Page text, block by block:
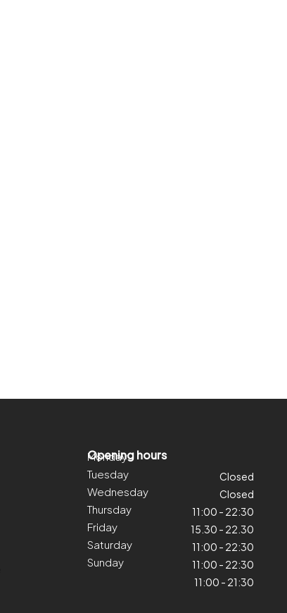
Closed
Closed
11:00 - 22:30
15.30 - 22.30
11:00 - 22:30
11:00 - 22:30
11:00 - 21:30
Monday
Tuesday
Wednesday
Thursday
Friday
Saturday
Sunday
Opening hours